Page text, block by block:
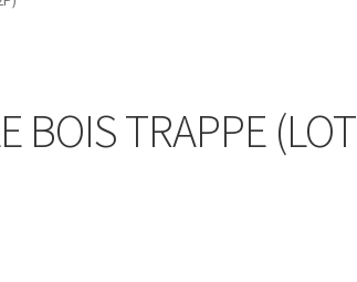
BOIS TRAPPE (LOT